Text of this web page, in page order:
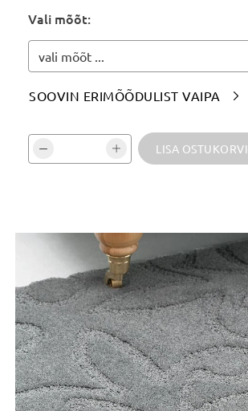
Märgi siia soovitud värvitoon(id):
Vali mõõt:
vali mõõt ...
SOOVIN ERIMÕÕDULIST VAIPA 
Vali kogus ja kinnita: LISA OSTUKORVI
Tooteinfo